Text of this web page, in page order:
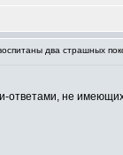
два страшных
ответами, не